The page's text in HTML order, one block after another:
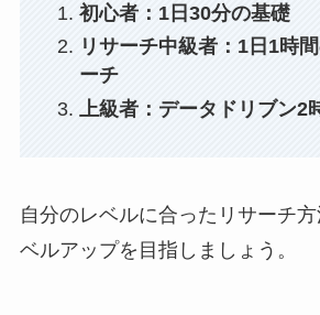
初心者：1日30分の基礎
リサーチ中級者：1日1時
ーチ
上級者：データドリブン2
自分のレベルに合ったリサーチ
ベルアップを目指しましょう。